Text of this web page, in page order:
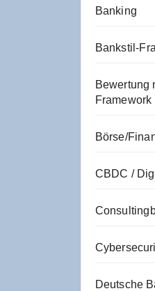
Banking
Bankstil-
Bewertung
Framework
Börse/
CBDC /
Deutsche